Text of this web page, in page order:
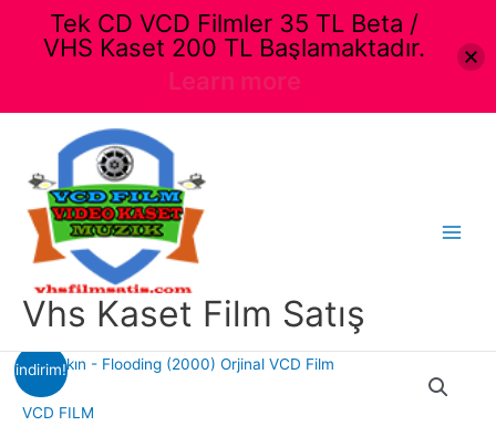
Vhs Kaset Film Satış
indirim!
VCD FILM
Tek CD VCD Filmler 35 TL Beta /
VHS Kaset 200 TL Başlamaktadır.
Learn more